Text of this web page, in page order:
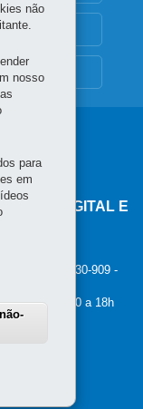
DIGITAL E
Cívico
80.530-909 -
a 12h e 13h30 a 18h
não
nosso
para
em